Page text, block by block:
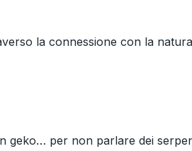
la connessione con la
geko… per non parlare dei